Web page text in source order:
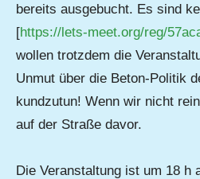
bereits ausgebucht. Es sind
[https://lets-meet.org/reg/
wollen trotzdem die
Unmut über die Beton-Politik
kundzutun! Wenn wir nicht
auf der Straße davor.
Die Veranstaltung ist um 18 h